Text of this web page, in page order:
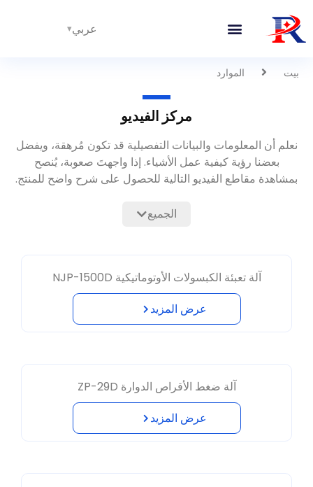
عربي
بيت الموارد
مركز الفيديو
نعلم أن المعلومات والبيانات التفصيلية قد تكون مُرهقة، ويفضل
بعضنا رؤية كيفية عمل الأشياء. إذا واجهتَ صعوبة، يُنصح
بمشاهدة مقاطع الفيديو التالية للحصول على شرح واضح للمنتج.
الجميع
آلة تعبئة الكبسولات الأوتوماتيكية NJP-1500D
عرض المزيد
آلة ضغط الأقراص الدوارة ZP-29D
عرض المزيد